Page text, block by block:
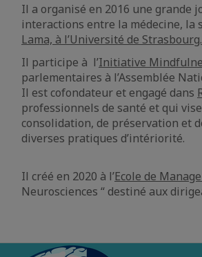
Il a organisé en 2016 une grande
interactions entre la médecine, la
Lama, à l’Université de Strasbourg.
Il participe à l’Initiative
parlementaires à l’Assemblée
Il est cofondateur et engagé dans
professionnels de santé et qui
consolidation, de préservation et
diverses pratiques d’intériorité.
Il créé en 2020 à l’Ecole de
Neurosciences “ destiné aux